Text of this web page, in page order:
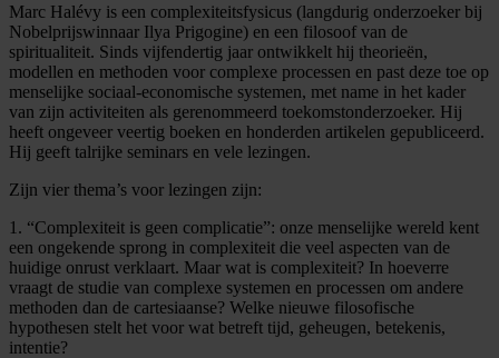
Marc Halévy is een complexiteitsfysicus (langdurig onderzoeker bij
Nobelprijswinnaar Ilya Prigogine) en een filosoof van de
spiritualiteit. Sinds vijfendertig jaar ontwikkelt hij theorieën,
modellen en methoden voor complexe processen en past deze toe op
menselijke sociaal-economische systemen, met name in het kader
van zijn activiteiten als gerenommeerd toekomstonderzoeker. Hij
heeft ongeveer veertig boeken en honderden artikelen gepubliceerd.
Hij geeft talrijke seminars en vele lezingen.
Zijn vier thema’s voor lezingen zijn:
1. “Complexiteit is geen complicatie”: onze menselijke wereld kent
een ongekende sprong in complexiteit die veel aspecten van de
huidige onrust verklaart. Maar wat is complexiteit? In hoeverre
vraagt de studie van complexe systemen en processen om andere
methoden dan de cartesiaanse? Welke nieuwe filosofische
hypothesen stelt het voor wat betreft tijd, geheugen, betekenis,
intentie?